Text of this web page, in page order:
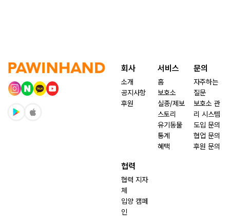
회사
소개
공지사항
후원
서비스
홈
보호소
실종/제보
스토리
유기동물
통계
혜택
문의
자주하는
질문
보호소 관
리 시스템
도입 문의
협업 문의
후원 문의
협력
협력 지자
체
입양 캠페
인